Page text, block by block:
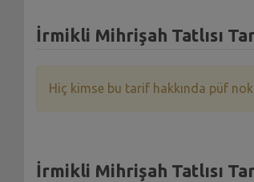
İrmikli Mihrişah Tatlısı
Hiç kimse bu tarif hakkında püf
İrmikli Mihrişah Tatlısı